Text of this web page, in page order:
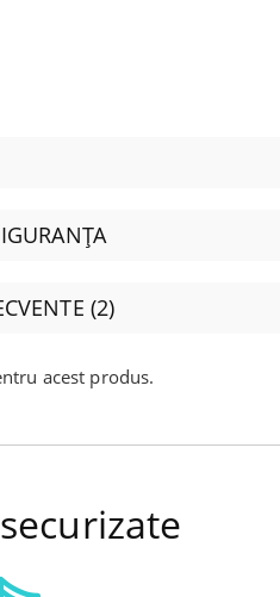
(2)
acest produs.